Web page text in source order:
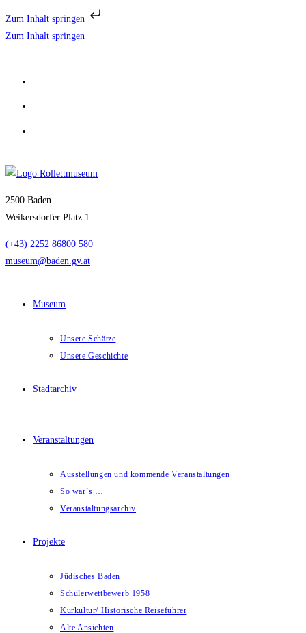
Zum Inhalt springen
Zum Inhalt springen
2500 Baden
Weikersdorfer Platz 1
(+43) 2252 86800 580
museum@baden.gv.at
Museum
Unsere Schätze
Unsere Geschichte
Stadtarchiv
Veranstaltungen
Ausstellungen und kommende Veranstaltungen
So war`s …
Veranstaltungsarchiv
Projekte
Jüdisches Baden
Schülerwettbewerb 1958
Kurkultur/ Historische Reiseführer
Alte Ansichten